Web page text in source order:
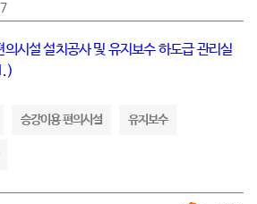
시설 설치공사 및 유지보수 하도급 관리실
승강이용 편의시설 유지보수